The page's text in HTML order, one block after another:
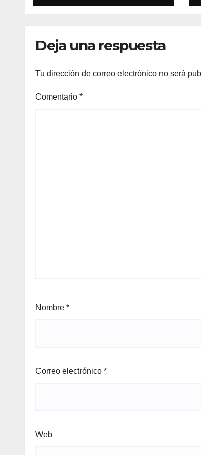
Deja una respuesta
Tu dirección de correo electrónico no será
Comentario *
Nombre *
Correo electrónico *
Web